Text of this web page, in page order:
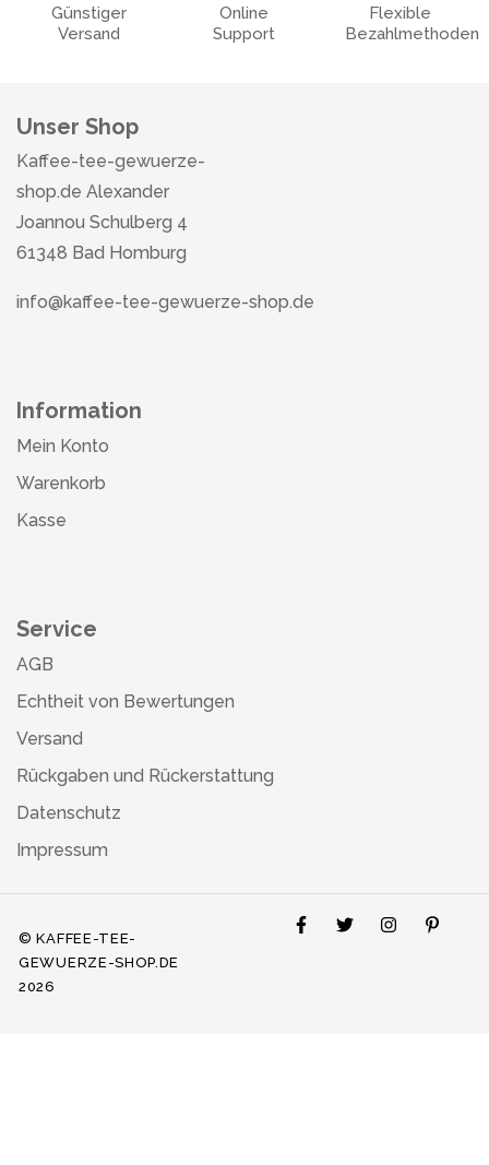
Günstiger
Versand
Online
Support
Flexible
Bezahlmethoden
Unser Shop
Kaffee-tee-gewuerze-
shop.de Alexander
Joannou Schulberg 4
61348 Bad Homburg
info@kaffee-tee-gewuerze-shop.de
Information
Mein Konto
Warenkorb
Kasse
Service
AGB
Echtheit von Bewertungen
Versand
Rückgaben und Rückerstattung
Datenschutz
Impressum
© KAFFEE-TEE-
GEWUERZE-SHOP.DE
2026